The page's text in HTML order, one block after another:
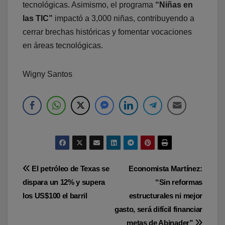
tecnológicas. Asimismo, el programa “Niñas en
las TIC” impactó a 3,000 niñas, contribuyendo a
cerrar brechas históricas y fomentar vocaciones
en áreas tecnológicas.
Wigny Santos
Navegación
de
Economista Martínez:
“Sin reformas
estructurales ni mejor
gasto, será difícil financiar
metas de Abinader”
El petróleo de Texas se
dispara un 12% y supera
los US$100 el barril